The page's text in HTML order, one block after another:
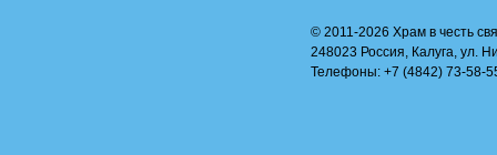
© 2011-2026 Храм в честь
248023 Россия, Калуга, ул.
Телефоны: +7 (4842) 73-58-